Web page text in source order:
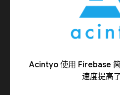
Acintyo 使用 Firebase
速度提高